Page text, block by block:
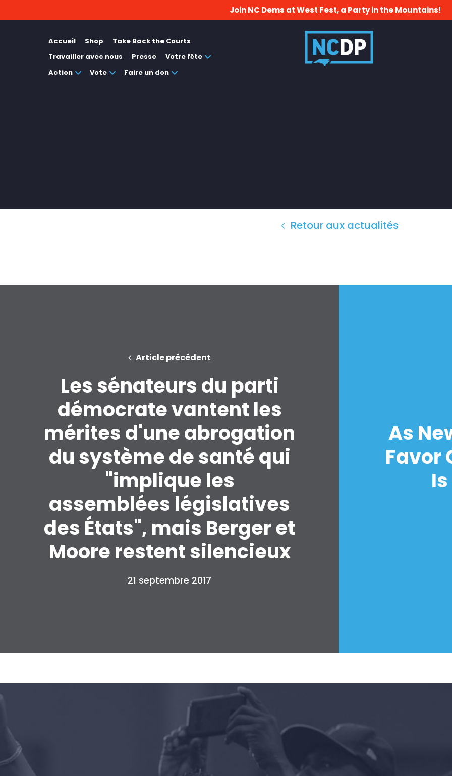
Shop
Take Back the Courts
Travailler avec nous
Join NC Dems at West Fest, a Party in the Mountains!
Accueil Shop
Take Back the Courts
Travailler avec nous
Presse
Votre fête
Action
Vote Faire un don
Retour aux actualités
Article précédent
Les sénateurs du parti
démocrate vantent les
mérites d'une abrogation
du système de santé qui
"implique les
assemblées législatives
des États", mais Berger et
Moore restent silencieux
21 septembre 2017
As
Favor